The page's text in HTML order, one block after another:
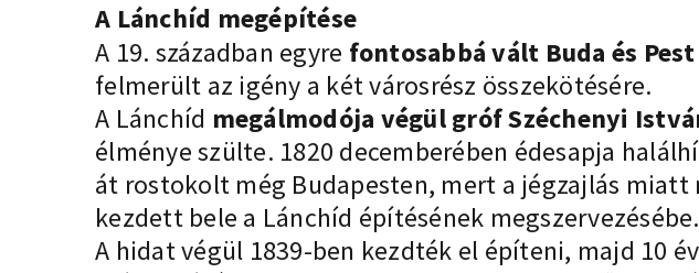
A Lánchíd megépítése
A 19. században egyre fontosabbá vált Buda és
felmerült az igény a két városrész összekötésére.
A Lánchíd megálmodója végül gróf Széchenyi
élménye szülte. 1820 decemberében édesapja
át rostokolt még Budapesten, mert a jégzajlás
kezdett bele a Lánchíd építésének megszervezésébe.
A hidat végül 1839-ben kezdték el építeni, majd 10